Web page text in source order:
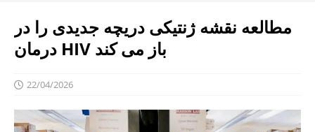
مطالعه نقشه ژنتیکی دریچه جدیدی را در
درمان HIV باز می کند
22/04/2026